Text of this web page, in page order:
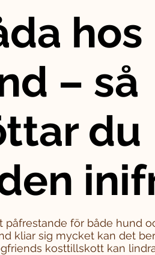
hos
– så
du
påfrestande för både hund
kliar sig mycket kan det
kosttillskott kan